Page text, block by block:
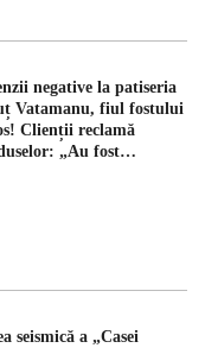
negative la patiseria
Vatamanu, fiul fostului
Clienții reclamă
„Au fost
seismică a „Casei